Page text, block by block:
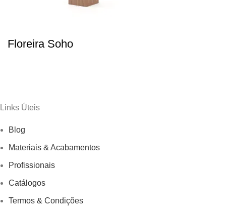
Floreira Soho
Links Úteis
Blog
Materiais & Acabamentos
Profissionais
Catálogos
Termos & Condições